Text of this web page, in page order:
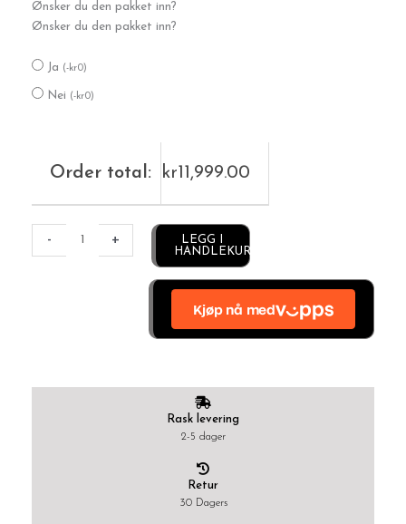
Ønsker du den pakket inn?
Ønsker du den pakket inn?
Ja (-kr0)
Nei (-kr0)
Order total: kr 11,999.00
-
Smaragd
antall
+
LEGG I
HANDLEKURV
Rask levering
2-5 dager
Retur
30 Dagers